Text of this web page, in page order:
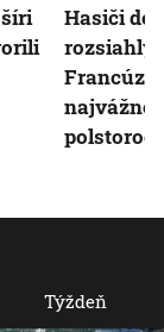
Týždeň
Hasiči
rozsiahly